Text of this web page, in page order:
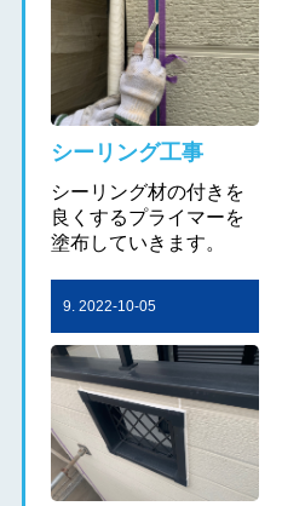
シーリング工事
シーリング材の付きを
良くするプライマーを
塗布していきます。
9. 2022-10-05